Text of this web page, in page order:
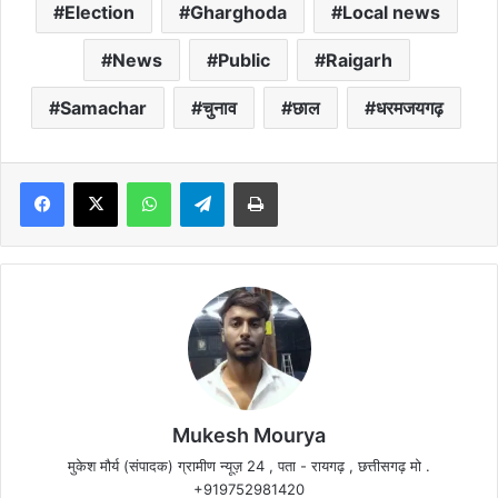
Election Gharghoda Local news
News Public Raigarh
Samachar चुनाव छाल धरमजयगढ़
Facebook
X WhatsAppTelegramPrint
Mukesh Mourya
मुकेश मौर्य (संपादक) ग्रामीण न्यूज़ 24 , पता - रायगढ़ , छत्तीसगढ़ मो .
+919752981420